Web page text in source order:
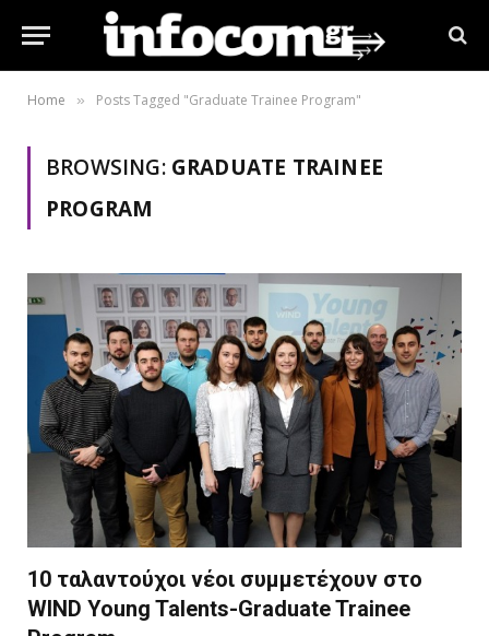
Home » Posts Tagged "Graduate Trainee Program"
BROWSING: GRADUATE TRAINEE
PROGRAM
10 ταλαντούχοι νέοι συμμετέχουν στο
WIND Young Talents-Graduate Trainee